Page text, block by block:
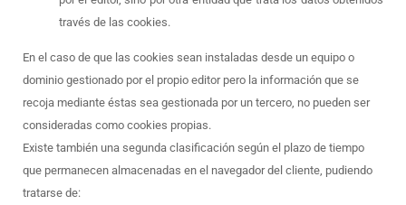
través de las cookies.
En el caso de que las cookies sean instaladas desde un equipo o
dominio gestionado por el propio editor pero la información que se
recoja mediante éstas sea gestionada por un tercero, no pueden ser
consideradas como cookies propias.
Existe también una segunda clasificación según el plazo de tiempo
que permanecen almacenadas en el navegador del cliente, pudiendo
tratarse de: